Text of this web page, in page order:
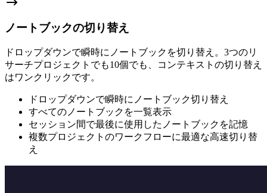
ノートブックの切り替え
ドロップダウンで瞬時にノートブックを切り替え。3つのリ
サーチプロジェクトでも10個でも、コンテキストの切り替え
はワンクリックです。
ドロップダウンで瞬時にノートブック切り替え
すべてのノートブックを一覧表示
セッション間で最後に使用したノートブックを記憶
複数プロジェクトのワークフローに最適な高速切り替
え